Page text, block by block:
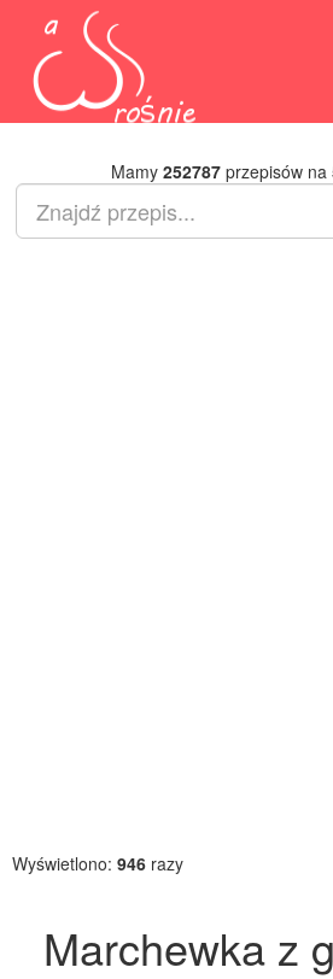
Mamy 252787przepisów na
Wyświetlono: 946 razy
Marchewka z